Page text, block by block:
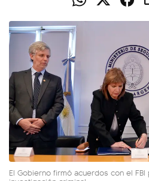
El Gobierno firmó acuerdos con el